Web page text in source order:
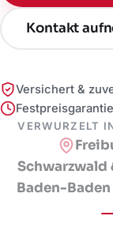
Kontakt
Versichert &
Festpreisgarantie
VERWURZELT
Schwarzwald
Baden-